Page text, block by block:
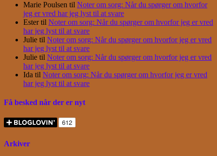
Marie Poulsen til Noter om sorg: Når du spørger om hvorfor
jeg er vred har jeg lyst til at svare
Estertil Noter om sorg: Når du spørger om hvorfor jeg er vred
har jeg lyst til at svare
Julie til Noter om sorg: Når du spørger om hvorfor jeg er vred
har jeg lyst til at svare
Julie til Noter om sorg: Når du spørger om hvorfor jeg er vred
har jeg lyst til at svare
Ida til Noter om sorg: Når du spørger om hvorfor jeg er vred
har jeg lyst til at svare
Få besked når der er nyt
Arkiver